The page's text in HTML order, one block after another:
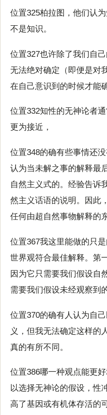
位置325柏拉图，他们认
不是知识。
位置327也许除了我们自
无法绝对确定（即便是对
在自己意识到的时候才能
位置332知性的无神论者
更为接近，
位置348的确有些事情还
认为当未解之事的解释最
自然主义式的。经验告诉
然主义话语的说明。因此
任何由超自然事物解释的
位置367我这里能做的只
世界观符合最佳解释。第
因为它只需要我们假设自
需要我们假设未经观察到
位置370的确有人认为自
义，但我无法确定这样的
真的有所不同。
位置386哪一种观点能更
以选择无神论的假设，性
高了基因或有机体存活的